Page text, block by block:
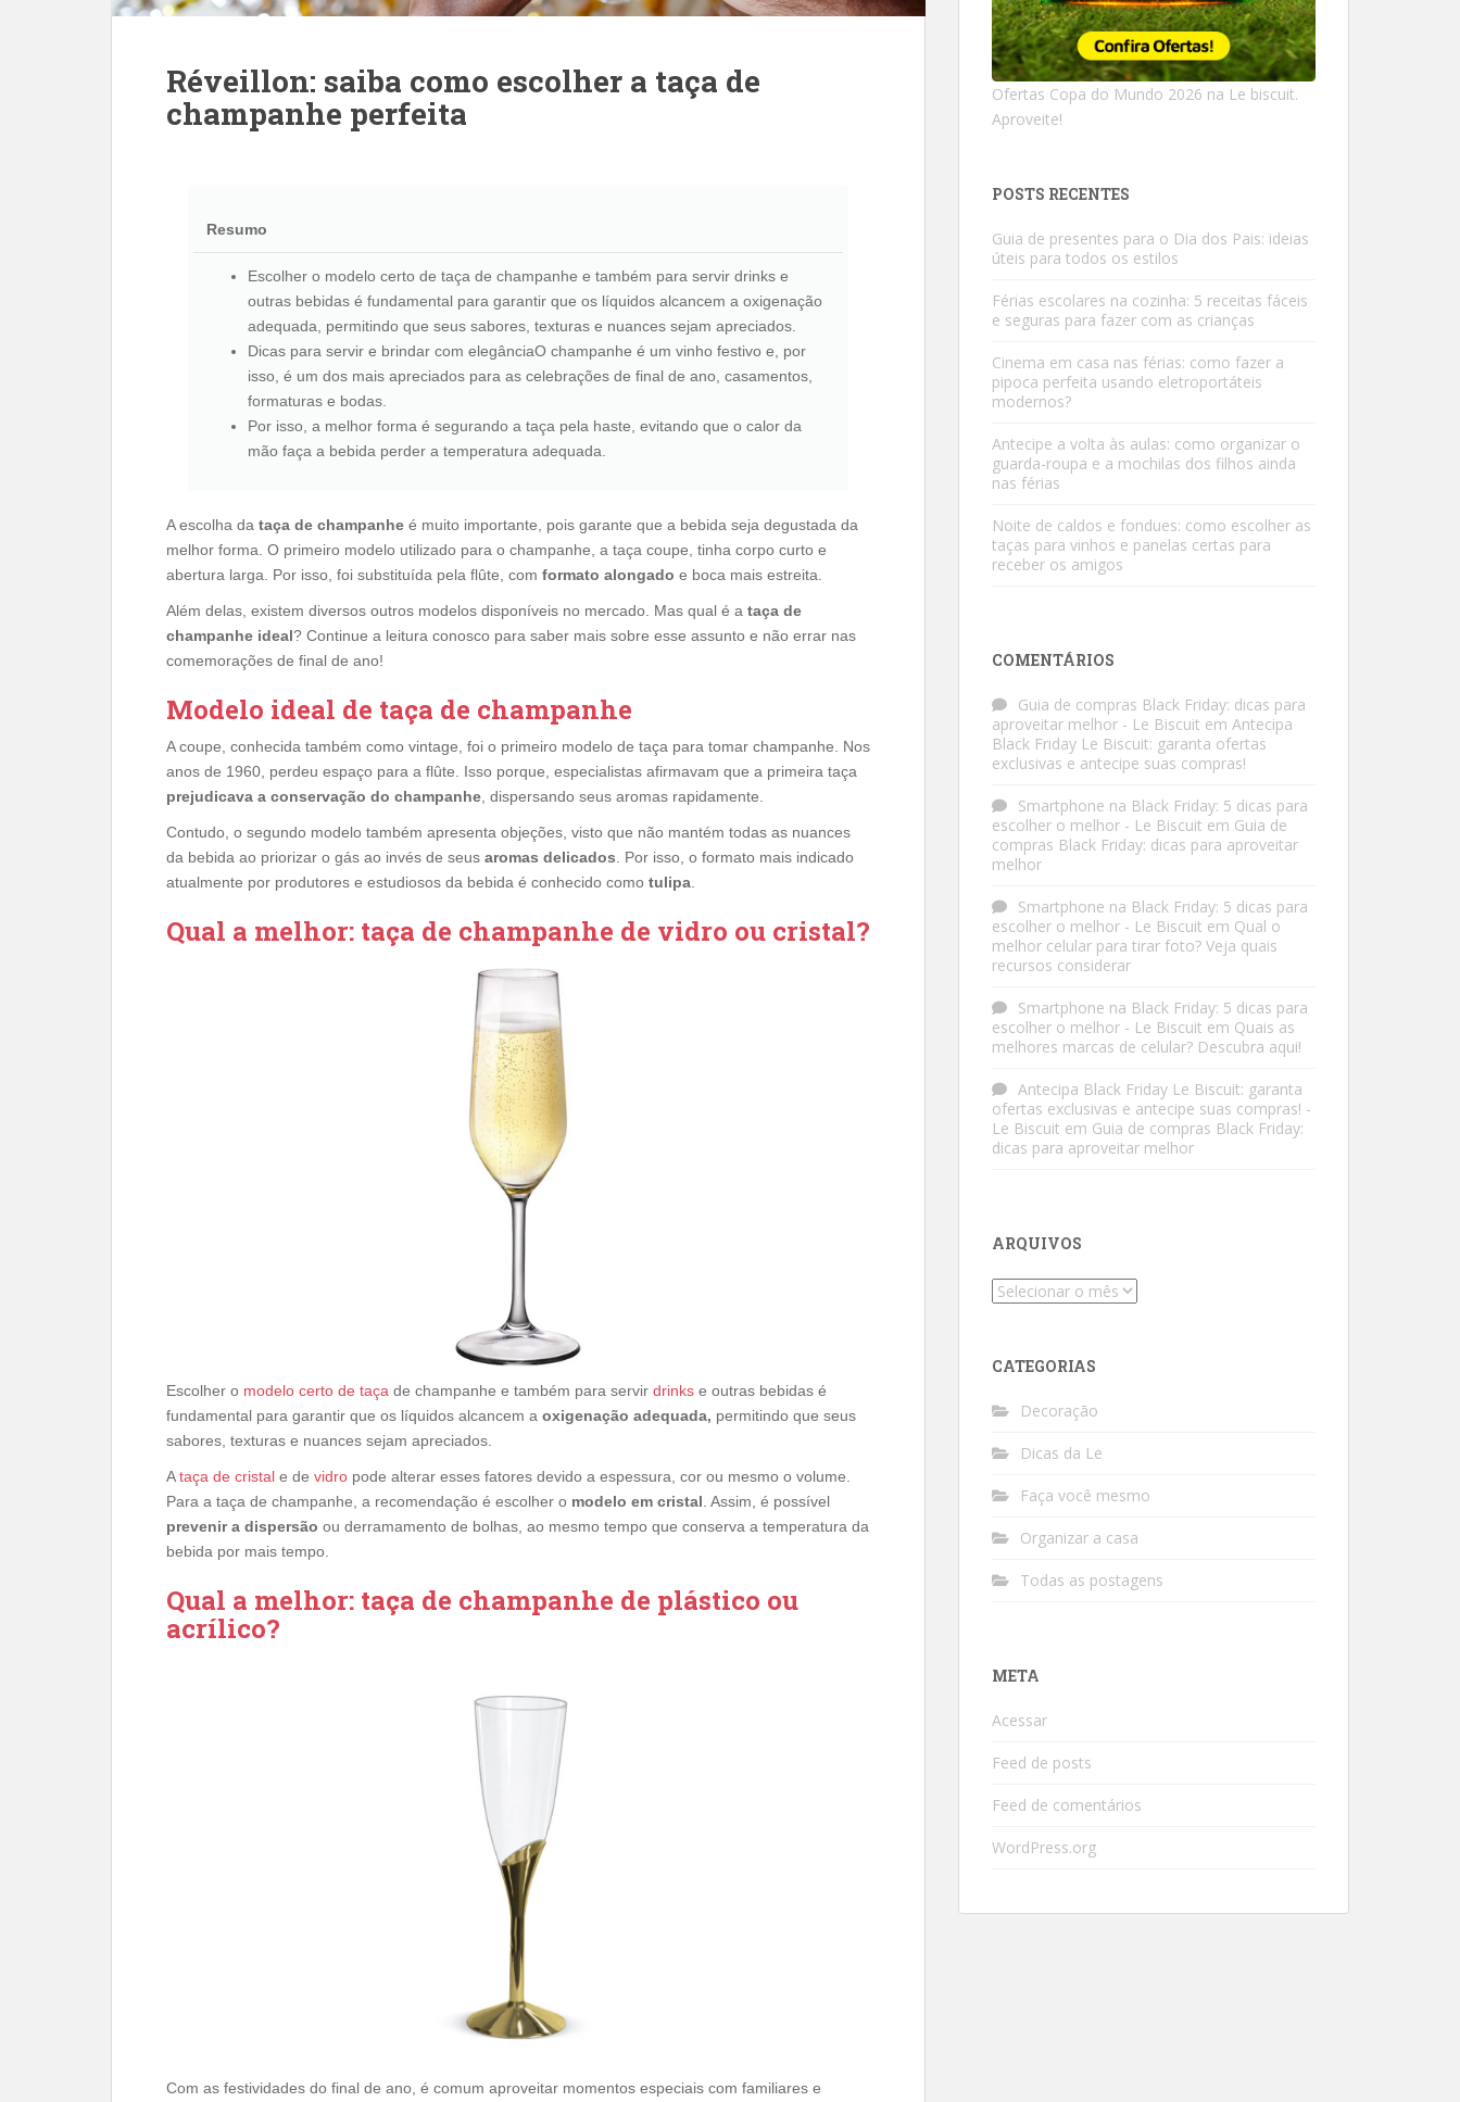
Réveillon: saiba como escolher a taça de
champanhe perfeita
Resumo
Escolher o modelo certo de taça de champanhe e também para servir drinks e
outras bebidas é fundamental para garantir que os líquidos alcancem a oxigenação
adequada, permitindo que seus sabores, texturas e nuances sejam apreciados.
Dicas para servir e brindar com elegânciaO champanhe é um vinho festivo e, por
isso, é um dos mais apreciados para as celebrações de final de ano, casamentos,
formaturas e bodas.
Por isso, a melhor forma é segurando a taça pela haste, evitando que o calor da
mão faça a bebida perder a temperatura adequada.
A escolha da taça de champanhe é muito importante, pois garante que a bebida seja degustada da
melhor forma. O primeiro modelo utilizado para o champanhe, a taça coupe, tinha corpo curto e
abertura larga. Por isso, foi substituída pela flûte, com formato alongado e boca mais estreita.
Além delas, existem diversos outros modelos disponíveis no mercado. Mas qual é a taça de
champanhe ideal? Continue a leitura conosco para saber mais sobre esse assunto e não errar nas
comemorações de final de ano!
Modelo ideal de taça de champanhe
A coupe, conhecida também como vintage, foi o primeiro modelo de taça para tomar champanhe. Nos
anos de 1960, perdeu espaço para a flûte. Isso porque, especialistas afirmavam que a primeira taça
prejudicava a conservação do champanhe , dispersando seus aromas rapidamente.
Contudo, o segundo modelo também apresenta objeções, visto que não mantém todas as nuances
da bebida ao priorizar o gás ao invés de seus aromas delicados . Por isso, o formato mais indicado
atualmente por produtores e estudiosos da bebida é conhecido como tulipa
Qual a melhor: taça de champanhe de vidro ou cristal?
Escolher o modelo certo de taça de champanhe e também para servir drinks e outras bebidas é
fundamental para garantir que os líquidos alcancem a oxigenação adequada, permitindo que seus
sabores, texturas e nuances sejam apreciados.
Ataça de cristal e de vidro pode alterar esses fatores devido a espessura, cor ou mesmo o volume.
Para a taça de champanhe, a recomendação é escolher o modelo em cristal . Assim, é possível
prevenir a dispersão ou derramamento de bolhas, ao mesmo tempo que conserva a temperatura da
bebida por mais tempo.
Qual a melhor: taça de champanhe de plástico ou
acrílico?
Com as festividades do final de ano, é comum aproveitar momentos especiais com familiares e
Ofertas Copa do Mundo 2026 na Le biscuit.
Aproveite!
POSTS RECENTES
Guia de presentes para o Dia dos Pais: ideias
úteis para todos os estilos
Férias escolares na cozinha: 5 receitas fáceis
e seguras para fazer com as crianças
Cinema em casa nas férias: como fazer a
pipoca perfeita usando eletroportáteis
modernos?
Antecipe a volta às aulas: como organizar o
guarda-roupa e a mochilas dos filhos ainda
nas férias
Noite de caldos e fondues: como escolher as
taças para vinhos e panelas certas para
receber os amigos
COMENTÁRIOS
Guia de compras Black Friday: dicas para
aproveitar melhor - Le Biscuit em Antecipa
Black Friday Le Biscuit: garanta ofertas
exclusivas e antecipe suas compras!
Smartphone na Black Friday: 5 dicas para
escolher o melhor - Le Biscuit em Guia de
compras Black Friday: dicas para aproveitar
melhor
Smartphone na Black Friday: 5 dicas para
escolher o melhor - Le Biscuit em Qual o
melhor celular para tirar foto? Veja quais
recursos considerar
Smartphone na Black Friday: 5 dicas para
escolher o melhor - Le Biscuit em Quais as
melhores marcas de celular? Descubra aqui!
Antecipa Black Friday Le Biscuit: garanta
ofertas exclusivas e antecipe suas compras! -
Le Biscuit em Guia de compras Black Friday:
dicas para aproveitar melhor
ARQUIVOS
Arquivos
CATEGORIAS
Decoração
Dicas da Le
Faça você mesmo
Organizar a casa
Todas as postagens
META
Acessar
Feed de posts
Feed de comentários
WordPress.org